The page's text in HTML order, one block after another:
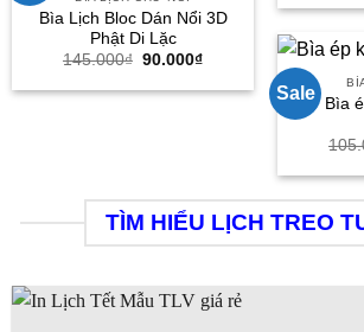
Bìa Lịch Bloc Dán Nổi 3D
Phật Di Lặc
145.000₫ Giá
là:
90.000₫Giá
tại
Sale
Bìa
TÌM HIỂU LỊCH TREO